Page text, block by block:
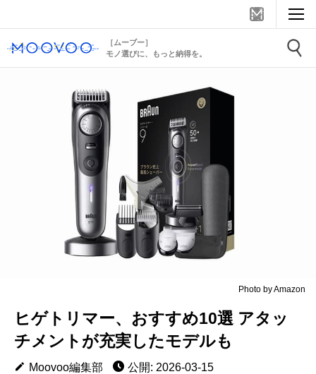
［ムーブー］
モノ選びに、もっと納得を。
Photo by Amazon
ヒゲトリマー、おすすめ10選 アタッ
チメントが充実したモデルも
Moovoo編集部
公開: 2026-03-15